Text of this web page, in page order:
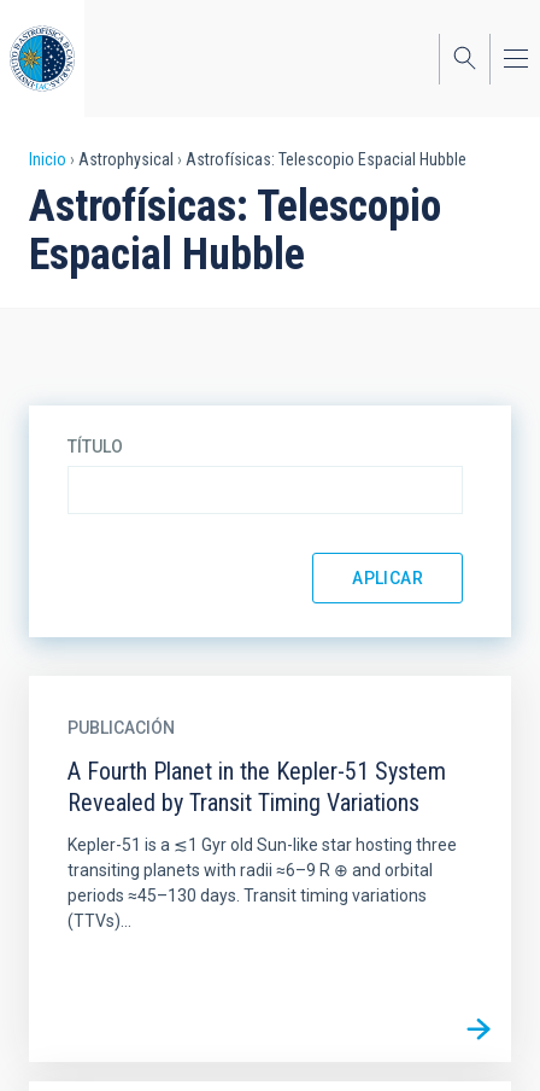
al
contenido
principal
Sobrescribir
enlaces
de
Inicio Astrophysical Astrofísicas: Telescopio Espacial Hubble
Astrofísicas: Telescopio
Espacial Hubble
TÍTULO
PUBLICACIÓN
A Fourth Planet in the Kepler-51 System
Revealed by Transit Timing Variations
Kepler-51 is a ≲1 Gyr old Sun-like star hosting three
transiting planets with radii ≈6–9 R ⊕ and orbital
periods ≈45–130 days. Transit timing variations
(TTVs)...